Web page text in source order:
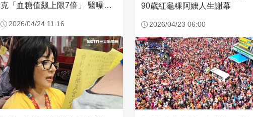
克「血糖值飆上限7倍」 醫曝原
2026/04/24 11:16
90歲紅龜粿阿嬤人生謝幕
2026/04/23 06:00